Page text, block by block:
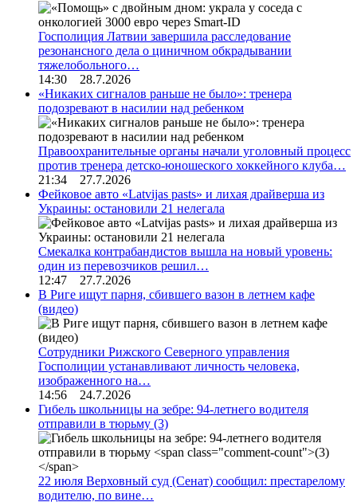
Госполиция Латвии завершила расследование
резонансного дела о циничном обкрадывании
тяжелобольного…
14:30 28.7.2026
«Никаких сигналов раньше не было»: тренера
подозревают в насилии над ребенком
Правоохранительные органы начали уголовный процесс
против тренера детско-юношеского хоккейного клуба…
21:34 27.7.2026
Фейковое авто «Latvijas pasts» и лихая драйверша из
Украины: остановили 21 нелегала
Смекалка контрабандистов вышла на новый уровень:
один из перевозчиков решил…
12:47 27.7.2026
В Риге ищут парня, сбившего вазон в летнем кафе
(видео)
Сотрудники Рижского Северного управления
Госполиции устанавливают личность человека,
изображенного на…
14:56 24.7.2026
Гибель школьницы на зебре: 94-летнего водителя
отправили в тюрьму (3)
22 июля Верховный суд (Сенат) сообщил: престарелому
водителю, по вине…